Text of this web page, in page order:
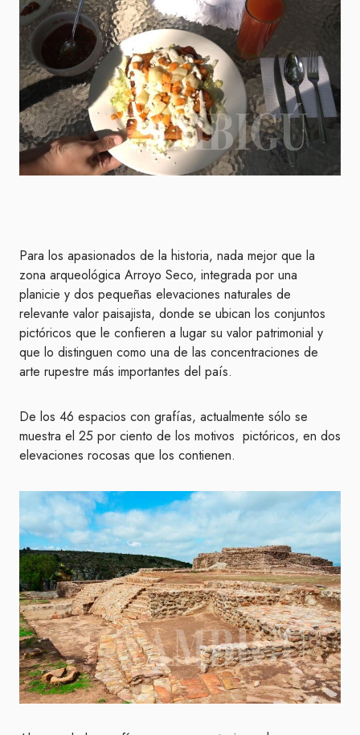
Para los apasionados de la historia, nada mejor que la
zona arqueológica Arroyo Seco, integrada por una
planicie y dos pequeñas elevaciones naturales de
relevante valor paisajista, donde se ubican los conjuntos
pictóricos que le confieren a lugar su valor patrimonial y
que lo distinguen como una de las concentraciones de
arte rupestre más importantes del país.
De los 46 espacios con grafías, actualmente sólo se
muestra el 25 por ciento de los motivos pictóricos, en dos
elevaciones rocosas que los contienen.